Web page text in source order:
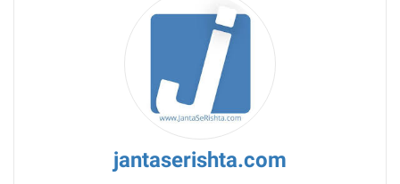
jantaserishta.com